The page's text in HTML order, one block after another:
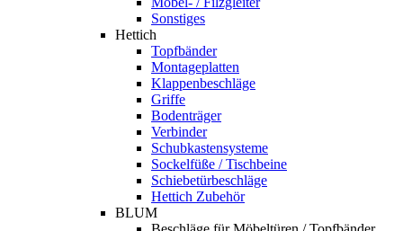
Sonstiges
Hettich
Topfbänder
Montageplatten
Klappenbeschläge
Griffe
Bodenträger
Verbinder
Schubkastensysteme
Sockelfüße / Tischbeine
Schiebetürbeschläge
Hettich Zubehör
BLUM